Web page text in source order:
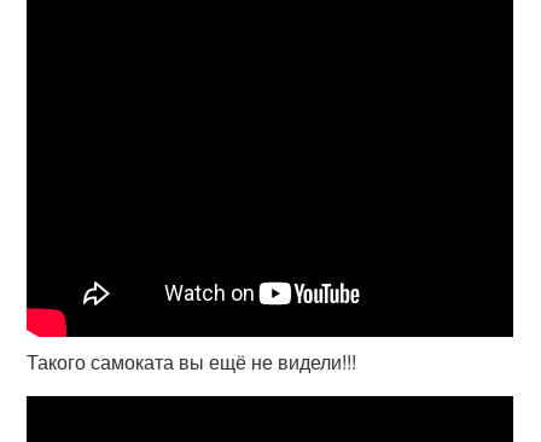
Такого самоката вы ещё не видели!!!